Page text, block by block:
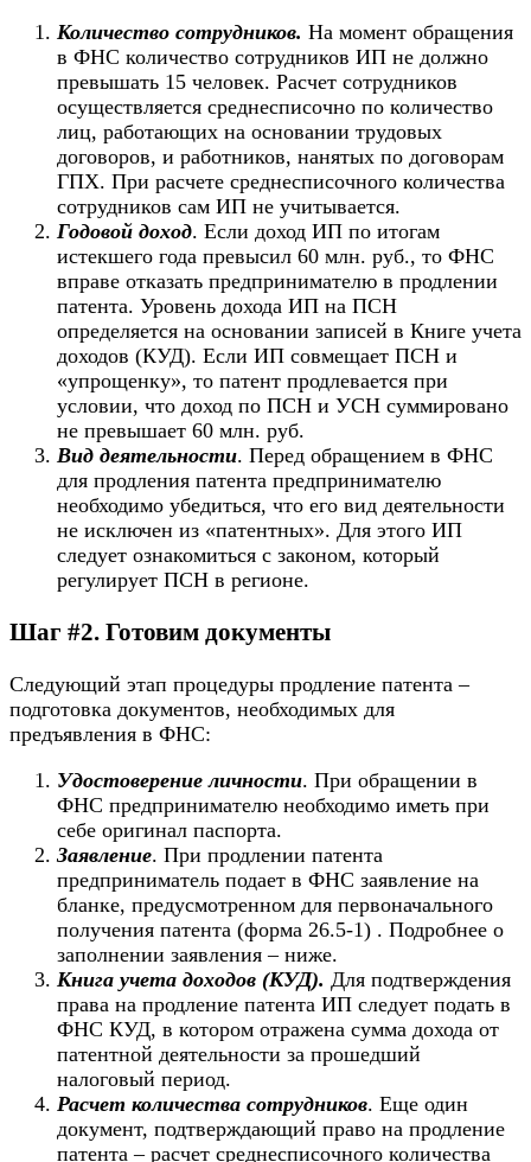
Количество сотрудников. На момент обращения
в ФНС количество сотрудников ИП не должно
превышать 15 человек. Расчет сотрудников
осуществляется среднесписочно по количество
лиц, работающих на основании трудовых
договоров, и работников, нанятых по договорам
ГПХ. При расчете среднесписочного количества
сотрудников сам ИП не учитывается.
Годовой доход. Если доход ИП по итогам
истекшего года превысил 60 млн. руб., то ФНС
вправе отказать предпринимателю в продлении
патента. Уровень дохода ИП на ПСН
определяется на основании записей в Книге учета
доходов (КУД). Если ИП совмещает ПСН и
«упрощенку», то патент продлевается при
условии, что доход по ПСН и УСН суммировано
не превышает 60 млн. руб.
Вид деятельности. Перед обращением в ФНС
для продления патента предпринимателю
необходимо убедиться, что его вид деятельности
не исключен из «патентных». Для этого ИП
следует ознакомиться с законом, который
регулирует ПСН в регионе.
Шаг #2. Готовим документы
Следующий этап процедуры продление патента –
подготовка документов, необходимых для
предъявления в ФНС:
Удостоверение личности. При обращении в
ФНС предпринимателю необходимо иметь при
себе оригинал паспорта.
Заявление. При продлении патента
предприниматель подает в ФНС заявление на
бланке, предусмотренном для первоначального
получения патента (форма 26.5-1) . Подробнее о
заполнении заявления – ниже.
Книга учета доходов (КУД). Для подтверждения
права на продление патента ИП следует подать в
ФНС КУД, в котором отражена сумма дохода от
патентной деятельности за прошедший
налоговый период.
Расчет количества сотрудников. Еще один
документ, подтверждающий право на продление
патента – расчет среднесписочного количества